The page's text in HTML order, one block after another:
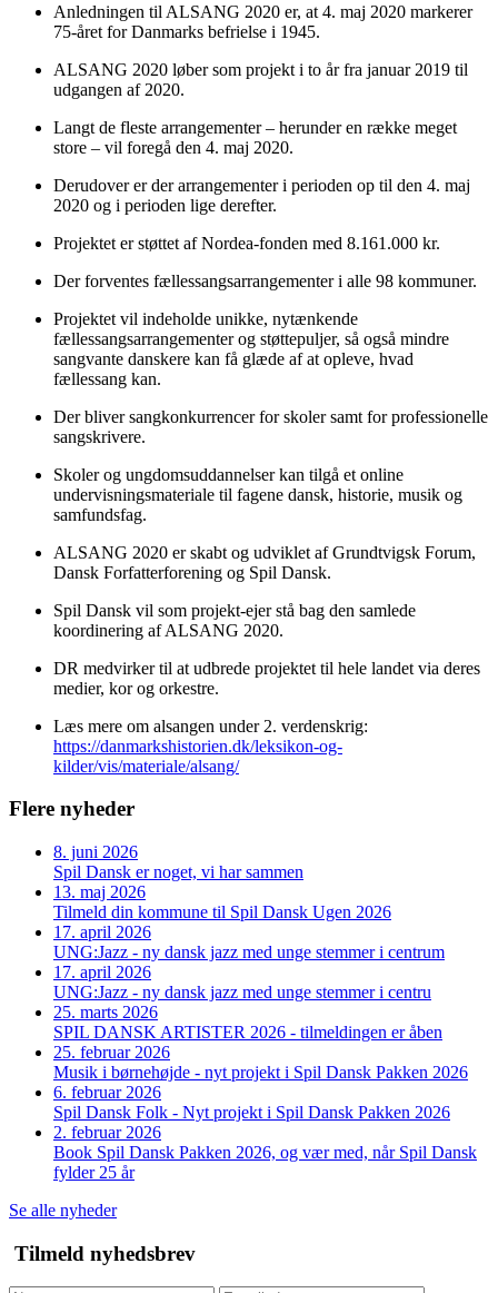
Anledningen til ALSANG 2020 er, at 4. maj 2020 markerer
75-året for Danmarks befrielse i 1945.
ALSANG 2020 løber som projekt i to år fra januar 2019 til
udgangen af 2020.
Langt de fleste arrangementer – herunder en række meget
store – vil foregå den 4. maj 2020.
Derudover er der arrangementer i perioden op til den 4. maj
2020 og i perioden lige derefter.
Projektet er støttet af Nordea-fonden med 8.161.000 kr.
Der forventes fællessangsarrangementer i alle 98 kommuner.
Projektet vil indeholde unikke, nytænkende
fællessangsarrangementer og støttepuljer, så også mindre
sangvante danskere kan få glæde af at opleve, hvad
fællessang kan.
Der bliver sangkonkurrencer for skoler samt for professionelle
sangskrivere.
Skoler og ungdomsuddannelser kan tilgå et online
undervisningsmateriale til fagene dansk, historie, musik og
samfundsfag.
ALSANG 2020 er skabt og udviklet af Grundtvigsk Forum,
Dansk Forfatterforening og Spil Dansk.
Spil Dansk vil som projekt-ejer stå bag den samlede
koordinering af ALSANG 2020.
DR medvirker til at udbrede projektet til hele landet via deres
medier, kor og orkestre.
Læs mere om alsangen under 2. verdenskrig:
https://danmarkshistorien.dk/leksikon-og-
kilder/vis/materiale/alsang/
Flere nyheder
8. juni 2026
Spil Dansk er noget, vi har sammen
13. maj 2026
Tilmeld din kommune til Spil Dansk Ugen 2026
17. april 2026
UNG:Jazz - ny dansk jazz med unge stemmer i centrum
17. april 2026
UNG:Jazz - ny dansk jazz med unge stemmer i centru
25. marts 2026
SPIL DANSK ARTISTER 2026 - tilmeldingen er åben
25. februar 2026
Musik i børnehøjde - nyt projekt i Spil Dansk Pakken 2026
6. februar 2026
Spil Dansk Folk - Nyt projekt i Spil Dansk Pakken 2026
2. februar 2026
Book Spil Dansk Pakken 2026, og vær med, når Spil Dansk
fylder 25 år
Se alle nyheder
Tilmeld nyhedsbrev